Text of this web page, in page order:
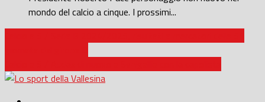
mondo del calcio a cinque. I prossimi...